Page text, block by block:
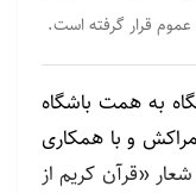
به همت باشگاه
و با همکاری
«قرآن کریم از